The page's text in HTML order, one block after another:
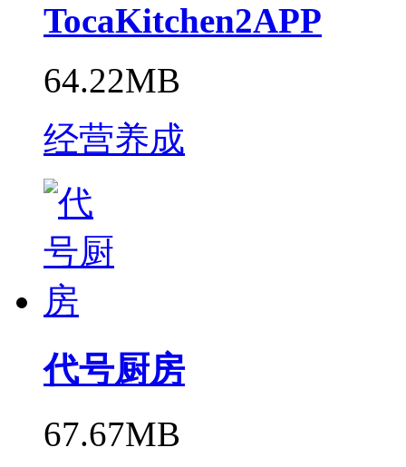
TocaKitchen2APP
64.22MB
经营养成
代号厨房
67.67MB